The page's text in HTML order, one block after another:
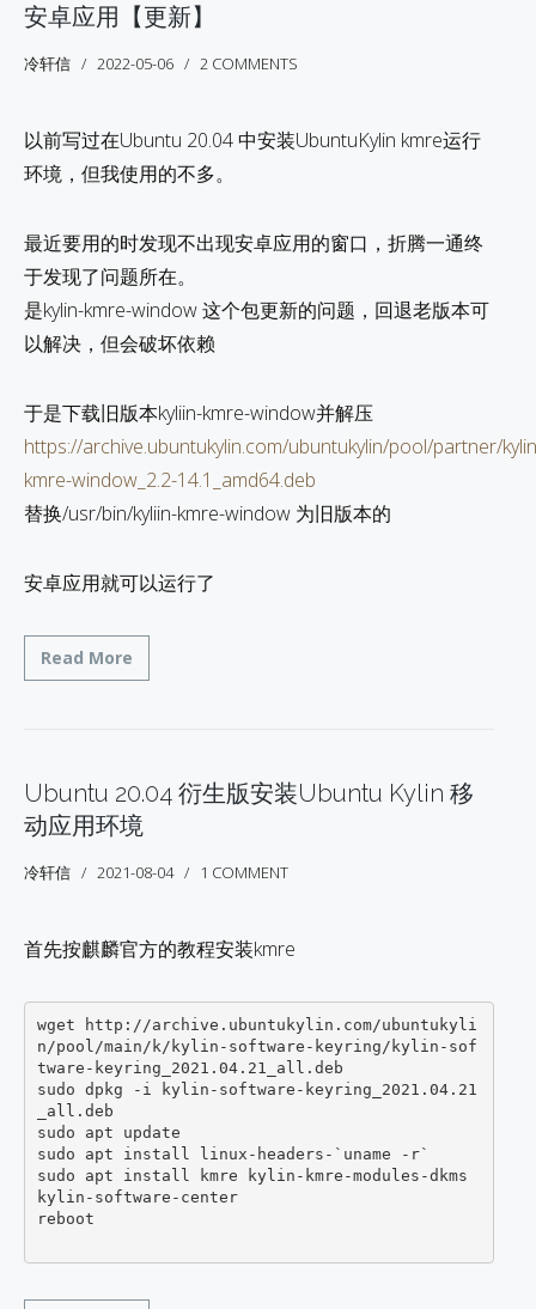
安卓应用【更新】
冷轩信 2022-05-06 2 COMMENTS
以前写过在Ubuntu 20.04 中安装UbuntuKylin kmre运行
环境，但我使用的不多。
最近要用的时发现不出现安卓应用的窗口，折腾一通终
于发现了问题所在。
是kylin-kmre-window 这个包更新的问题，回退老版本可
以解决，但会破坏依赖
于是下载旧版本kyliin-kmre-window并解压
https://archive.ubuntukylin.com/ubuntukylin/pool/partner/
kmre-window_2.2-14.1_amd64.deb
替换/usr/bin/kyliin-kmre-window 为旧版本的
安卓应用就可以运行了
Read More
Ubuntu 20.04 衍生版安装Ubuntu Kylin 移
动应用环境
冷轩信 2021-08-04 1 COMMENT
首先按麒麟官方的教程安装kmre
wget http://archive.ubuntukylin.com/ubuntukyli
n/pool/main/k/kylin-software-keyring/kylin-sof
tware-keyring_2021.04.21_all.deb
sudo dpkg -i kylin-software-keyring_2021.04.21
_all.deb
sudo apt update
sudo apt install linux-headers-`uname -r`
sudo apt install kmre kylin-kmre-modules-dkms
kylin-software-center
reboot